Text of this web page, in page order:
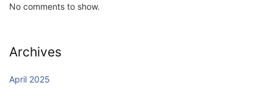
No comments to show.
Archives
April 2025